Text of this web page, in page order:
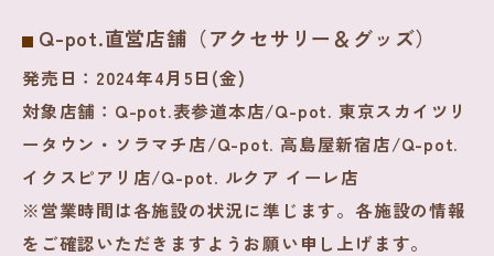
Q-pot.直営店舗（アクセサリー＆グッズ）
発売日： 2024年4月5日(金)
対象店舗： Q-pot.表参道本店/Q-pot. 東京スカイツリ
ータウン・ソラマチ店/Q-pot. 高島屋新宿店/Q-pot.
イクスピアリ店/Q-pot. ルクア イーレ店
※営業時間は各施設の状況に準じます。各施設の情報
をご確認いただきますようお願い申し上げます。